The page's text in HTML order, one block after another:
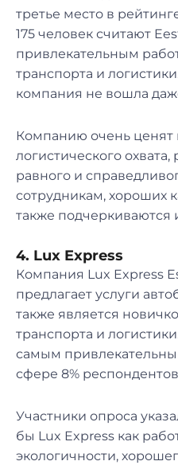
третье место в
175 человек считают
привлекательным
транспорта и
компания не вошла
Компанию очень ценят
логистического
равного и
сотрудникам, хороших
также подчеркиваются
4. Lux Express
Компания Lux Express
предлагает услуги
также является
транспорта и
самым
сфере 8%
Участники опроса
бы Lux Express как
экологичности,